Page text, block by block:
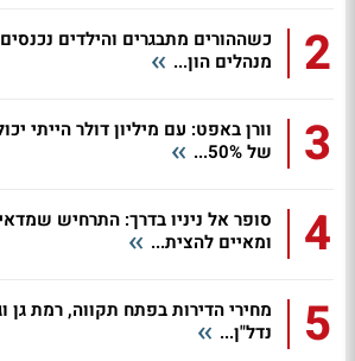
2
כשההורים מתבגרים והילדים
מנהלים הון...
3
וורן באפט: עם מיליון דולר הייתי
של 50%...
4
סופר אל ניניו בדרך: התרחיש
ומאיים להצית...
5
מחירי הדירות בפתח תקווה, רמת גן
נדל"ן...